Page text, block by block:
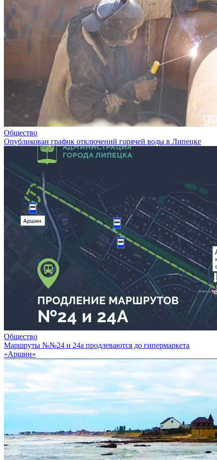
Общество
Опубликован график отключений горячей воды в Липецке
Общество
Маршруты №№24 и 24а продлеваются до гипермаркета
«Аршин»